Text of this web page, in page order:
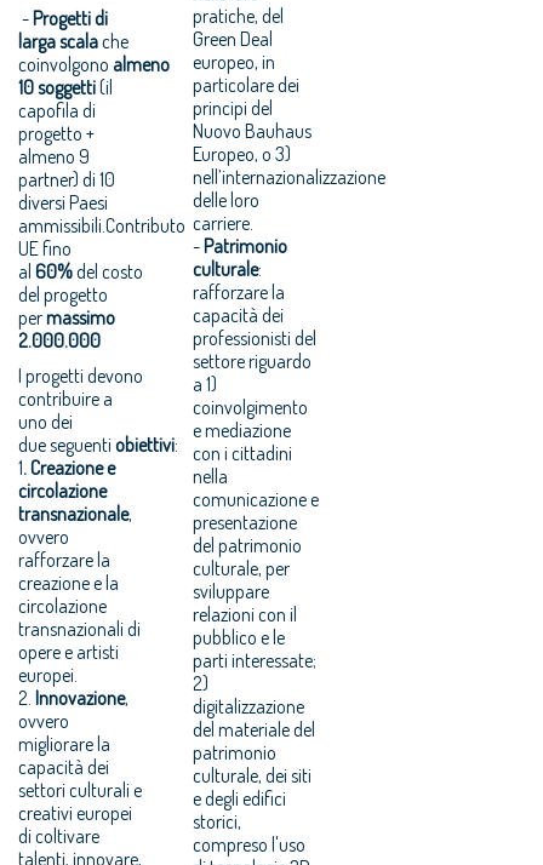
-Progetti di
larga scalache
coinvolgono almeno
10 soggetti(il
capofila di
progetto +
almeno 9
partner) di 10
diversi Paesi
ammissibili.Contributo
UE fino
al 60%del costo
del progetto
permassimo
2.000.000
I progetti devono
contribuire a
uno dei
due seguenti obiettivi:
1. Creazione e
circolazione
transnazionale,
ovvero
rafforzare la
creazione e la
circolazione
transnazionali di
opere e artisti
europei.
2. Innovazione,
ovvero
migliorare la
capacità dei
settori culturali e
creativi europei
di coltivare
talenti, innovare,
pratiche, del
Green Deal
europeo, in
particolare dei
principi del
Nuovo Bauhaus
Europeo, o 3)
nell’internazionalizzazione
delle loro
carriere.
-Patrimonio
culturale:
rafforzare la
capacità dei
professionisti del
settore riguardo
a 1)
coinvolgimento
e mediazione
con i cittadini
nella
comunicazione e
presentazione
del patrimonio
culturale, per
sviluppare
relazioni con il
pubblico e le
parti interessate;
2)
digitalizzazione
del materiale del
patrimonio
culturale, dei siti
e degli edifici
storici,
compreso l'uso